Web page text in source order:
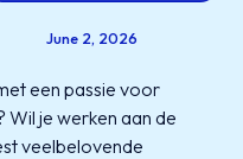
June 2, 2026
een passie voor
je werken aan de
veelbelovende